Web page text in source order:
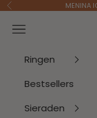
Naar inhoud
Vorige MENINA
Navigatiemenu
Ringen
Bestsellers
Sieraden